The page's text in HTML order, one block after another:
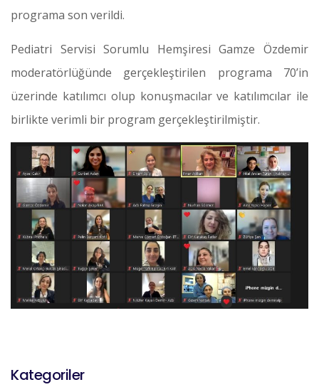
programa son verildi.
Pediatri Servisi Sorumlu Hemşiresi Gamze Özdemir
moderatörlüğünde gerçekleştirilen programa 70’in
üzerinde katılımcı olup konuşmacılar ve katılımcılar ile
birlikte verimli bir program gerçekleştirilmiştir.
Kategoriler